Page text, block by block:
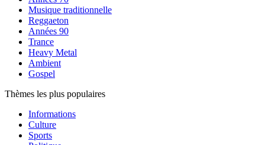
Musique traditionnelle
Reggaeton
Années 90
Trance
Heavy Metal
Ambient
Gospel
Thèmes les plus populaires
Informations
Culture
Sports